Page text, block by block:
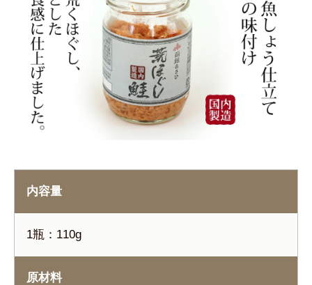
内容量
1瓶：110g
原材料